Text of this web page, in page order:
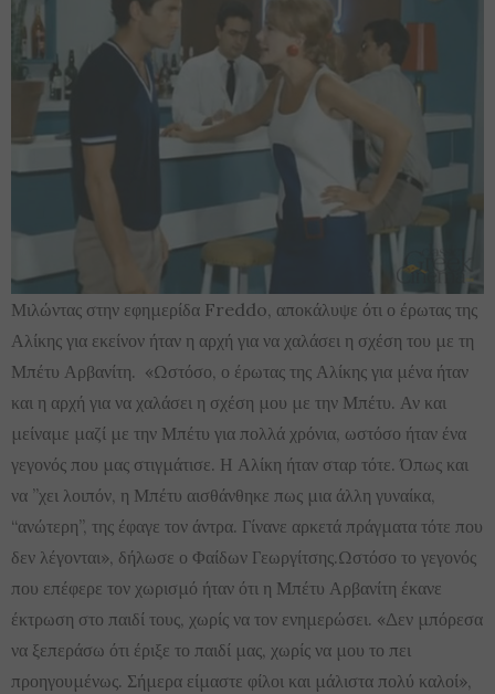
Μιλώντας στην εφημερίδα Freddo, αποκάλυψε ότι ο έρωτας της
Αλίκης για εκείνον ήταν η αρχή για να χαλάσει η σχέση του με τη
Μπέτυ Αρβανίτη. «Ωστόσο, ο έρωτας της Αλίκης για μένα ήταν
και η αρχή για να χαλάσει η σχέση μου με την Μπέτυ. Αν και
μείναμε μαζί με την Μπέτυ για πολλά χρόνια, ωστόσο ήταν ένα
γεγονός που μας στιγμάτισε. Η Αλίκη ήταν σταρ τότε. Όπως και
να ”χει λοιπόν, η Μπέτυ αισθάνθηκε πως μια άλλη γυναίκα,
“ανώτερη”, της έφαγε τον άντρα. Γίνανε αρκετά πράγματα τότε που
δεν λέγονται», δήλωσε ο Φαίδων Γεωργίτσης.Ωστόσο το γεγονός
που επέφερε τον χωρισμό ήταν ότι η Μπέτυ Αρβανίτη έκανε
έκτρωση στο παιδί τους, χωρίς να τον ενημερώσει. «Δεν μπόρεσα
να ξεπεράσω ότι έριξε το παιδί μας, χωρίς να μου το πει
προηγουμένως. Σήμερα είμαστε φίλοι και μάλιστα πολύ καλοί»,